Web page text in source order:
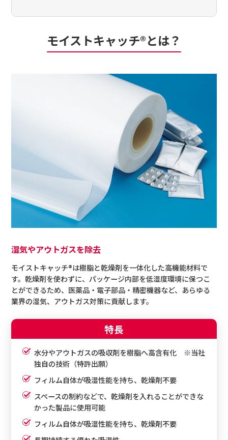
モイストキャッチ®とは？
湿気やアウトガスを除去
モイストキャッチ®は樹脂と乾燥剤を一体化した高機能材料で
す。乾燥剤を使わずに、パッケージ内部を低湿度環境に保つこ
とができるため、医薬品・電子部品・精密機器など、あらゆる
業界の湿気、アウトガス対策に貢献します。
特長
水分やアウトガスの吸収剤を樹脂へ高含有化 ※当社
独自の技術（特許出願）
フィルム自体が吸湿性能を持ち、乾燥剤不要
スペースの制約などで、乾燥剤を入れることができな
かった製品に使用可能
フィルム自体が吸湿性能を持ち、乾燥剤不要